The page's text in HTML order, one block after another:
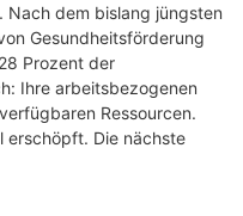
dem bislang jüngsten
Gesundheitsförderung
Prozent der
Ihre arbeitsbezogenen
Ressourcen.
erschöpft. Die nächste